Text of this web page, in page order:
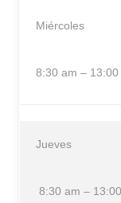
Miércoles
8:30 am – 13:00
Jueves
8:30 am –